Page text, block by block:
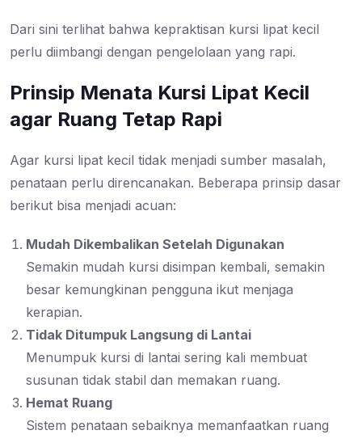
Dari sini terlihat bahwa kepraktisan kursi lipat kecil
perlu diimbangi dengan pengelolaan yang rapi.
Prinsip Menata Kursi Lipat Kecil
agar Ruang Tetap Rapi
Agar kursi lipat kecil tidak menjadi sumber masalah,
penataan perlu direncanakan. Beberapa prinsip dasar
berikut bisa menjadi acuan:
Mudah Dikembalikan Setelah Digunakan
Semakin mudah kursi disimpan kembali, semakin
besar kemungkinan pengguna ikut menjaga
kerapian.
Tidak Ditumpuk Langsung di Lantai
Menumpuk kursi di lantai sering kali membuat
susunan tidak stabil dan memakan ruang.
Hemat Ruang
Sistem penataan sebaiknya memanfaatkan ruang